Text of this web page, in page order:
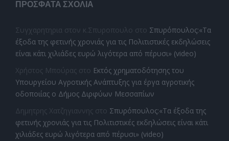
ΠΡΌΣΦΑΤΑ ΣΧΌΛΙΑ
Συγχαρητηρια στον κ.Σπυροπουλο στο Σπυρόπουλος:«Τα
έξοδα της φετινής χρονιάς για τις Πολιτιστικές εκδηλώσεις
είναι κάτι χιλιάδες ευρώ λιγότερα από πέρυσι» (video)
Χρήστος Μπούρας στο Εκτός χρηματοδότησης του
Υπουργείου Αγροτικής Ανάπτυξης για έργα αγροτικής
οδοποιίας ο Δήμος Διρφύων Μεσσαπίων
Δημητρης Χατζηγιαννης στο Σπυρόπουλος:«Τα έξοδα της
φετινής χρονιάς για τις Πολιτιστικές εκδηλώσεις είναι κάτι
χιλιάδες ευρώ λιγότερα από πέρυσι» (video)